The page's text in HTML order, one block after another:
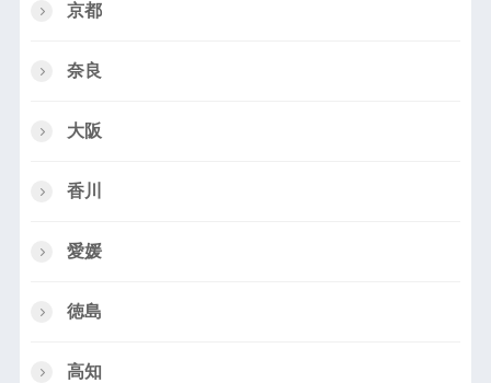
京都
奈良
大阪
香川
愛媛
徳島
高知